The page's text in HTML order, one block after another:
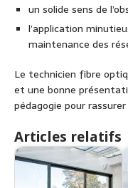
un solide sens de
l’application
maintenance des
Le technicien fibre
et une bonne
pédagogie pour
Articles relatifs